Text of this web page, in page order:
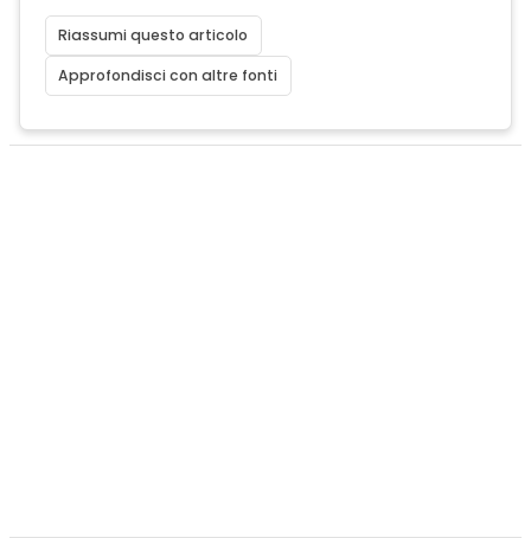
Riassumi questo articolo
Approfondisci con altre fonti